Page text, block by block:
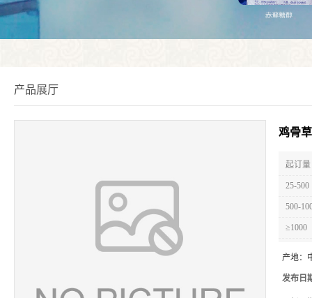
产品展厅
鸡骨
起订
25-500
500-
≥1000
产地：
发布日